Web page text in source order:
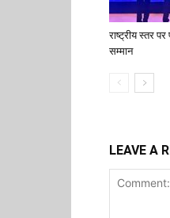
राष्ट्रीय स्तर
सम्मान
LEAVE A